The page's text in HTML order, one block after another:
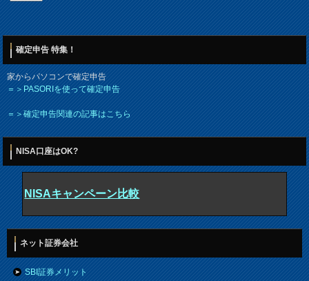
確定申告 特集！
家からパソコンで確定申告
＝＞PASORIを使って確定申告
＝＞確定申告関連の記事はこちら
NISA口座はOK?
NISAキャンペーン比較
ネット証券会社
SBI証券メリット